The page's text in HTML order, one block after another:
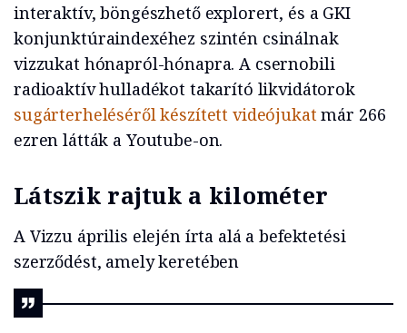
interaktív, böngészhető explorert, és a GKI
konjunktúraindexéhez szintén csinálnak
vizzukat hónapról-hónapra. A csernobili
radioaktív hulladékot takarító likvidátorok
sugárterheléséről készített videójukatmár 266
ezren látták a Youtube-on.
Látszik rajtuk a kilométer
A Vizzu április elején írta alá a befektetési
szerződést, amely keretében